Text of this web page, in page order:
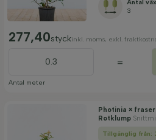
Antal
3
277,40styckinkl. moms, exkl.
Antal meter
=
Photinia ×
Rotklump
Tillgänglig från: